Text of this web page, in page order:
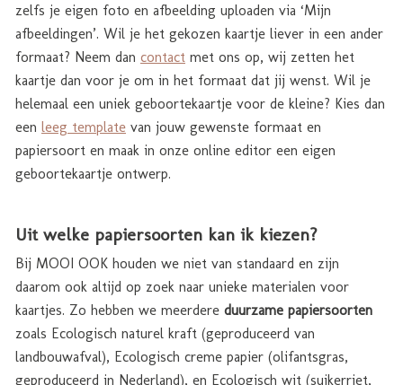
zelfs je eigen foto en afbeelding uploaden via ‘Mijn
afbeeldingen’. Wil je het gekozen kaartje liever in een ander
formaat? Neem dan contact met ons op, wij zetten het
kaartje dan voor je om in het formaat dat jij wenst. Wil je
helemaal een uniek geboortekaartje voor de kleine? Kies dan
een leeg template van jouw gewenste formaat en
papiersoort en maak in onze online editor een eigen
geboortekaartje ontwerp.
Uit welke papiersoorten kan ik kiezen?
Bij MOOI OOK houden we niet van standaard en zijn
daarom ook altijd op zoek naar unieke materialen voor
kaartjes. Zo hebben we meerdere duurzame papiersoorten
zoals Ecologisch naturel kraft (geproduceerd van
landbouwafval), Ecologisch creme papier (olifantsgras,
geproduceerd in Nederland), en Ecologisch wit (suikerriet,